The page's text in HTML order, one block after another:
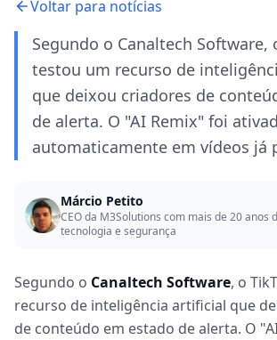
Voltar para notícias
Segundo o Canaltech Software,
testou um recurso de
que deixou criadores de
de alerta. O "AI Remix" foi
automaticamente em vídeos já
Márcio Petito
CEO da M3Solutions com mais de 20 anos
tecnologia e segurança
Segundo o Canaltech Software, o
recurso de inteligência artificial que
de conteúdo em estado de alerta. O